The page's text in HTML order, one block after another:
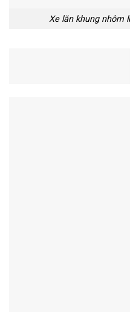
Xe lăn khung nhôm